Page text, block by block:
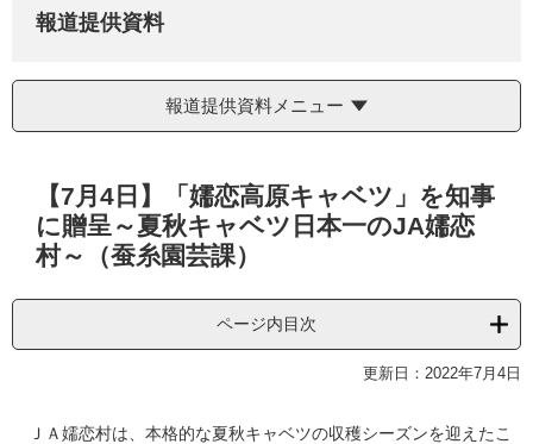
報道提供資料
報道提供資料メニュー
【7月4日】「嬬恋高原キャベツ」を知事
に贈呈～夏秋キャベツ日本一のJA嬬恋
村～（蚕糸園芸課）
ページ内目次
更新日：2022年7月4日
ＪＡ嬬恋村は、本格的な夏秋キャベツの収穫シーズンを迎えたこ